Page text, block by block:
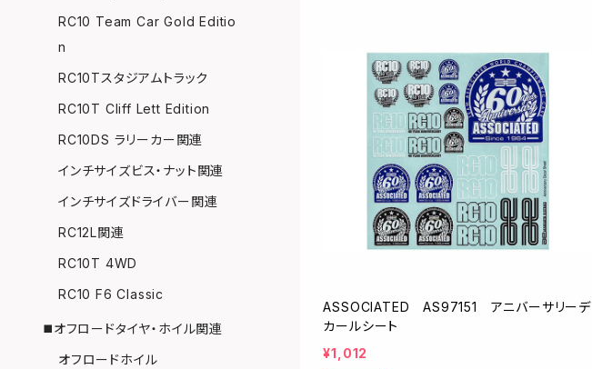
ASSOCIATED AS97151 アニバーサリーデ
カールシート
¥1,012
RC10 Team Car Gold Editio
n
RC10Tスタジアムトラック
RC10T Cliff Lett Edition
RC10DS ラリーカー関連
インチサイズビス・ナット関連
インチサイズドライバー関連
RC12L関連
RC10T 4WD
RC10 F6 Classic
◼️オフロードタイヤ・ホイル関連
オフロードホイル